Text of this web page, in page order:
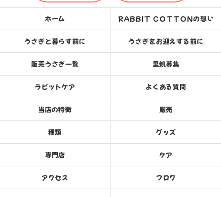
ホーム RABBIT COTTONの想い
うさぎと暮らす前に うさぎをお迎えする前に
販売うさぎ一覧 里親募集
ラビットケア よくある質問
当店の特徴 販売
種類 グッズ
専門店 ケア
アクセス ブログ